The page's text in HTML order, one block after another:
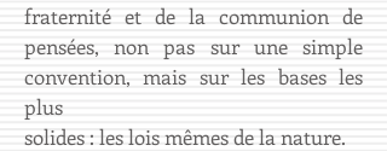
fraternité et de la communion de
pensées, non pas sur une simple
convention, mais sur les bases les
plus
solides : les lois mêmes de la nature.